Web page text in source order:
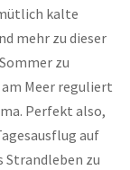
kalte
mehr zu dieser
zu
Meer reguliert
Perfekt also,
auf
Strandleben zu